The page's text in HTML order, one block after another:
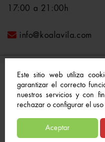
Este sitio web utiliza
garantizar el correcto
nuestros servicios y con
rechazar o configurar el
Aceptar
17:00 a 21:00h
info@koalavila.com
© 2021-2022 Koala